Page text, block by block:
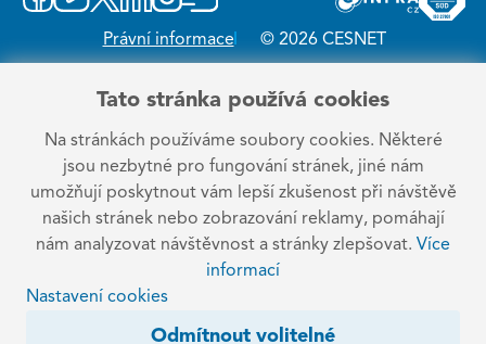
Právní informace © 2026 CESNET
Tato stránka používá cookies
Na stránkách používáme soubory cookies. Některé
jsou nezbytné pro fungování stránek, jiné nám
umožňují poskytnout vám lepší zkušenost při návštěvě
našich stránek nebo zobrazování reklamy, pomáhají
nám analyzovat návštěvnost a stránky zlepšovat. Více
informací
Nastavení cookies
Odmítnout volitelné